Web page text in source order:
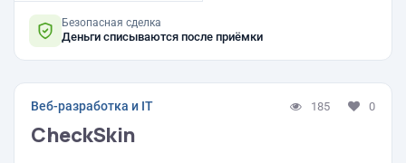
Безопасная сделка
Деньги списываются после приёмки
Веб-разработка и IT 185 0
CheckSkin